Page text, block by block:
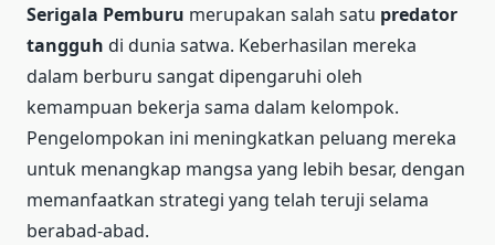
Serigala Pemburu merupakan salah satu predator
tangguh di dunia satwa. Keberhasilan mereka
dalam berburu sangat dipengaruhi oleh
kemampuan bekerja sama dalam kelompok.
Pengelompokan ini meningkatkan peluang mereka
untuk menangkap mangsa yang lebih besar, dengan
memanfaatkan strategi yang telah teruji selama
berabad-abad.